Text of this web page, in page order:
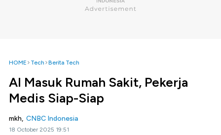
HOME Tech Berita Tech
AI Masuk Rumah Sakit, Pekerja
Medis Siap-Siap
mkh, CNBC Indonesia
18 October 2025 19:51